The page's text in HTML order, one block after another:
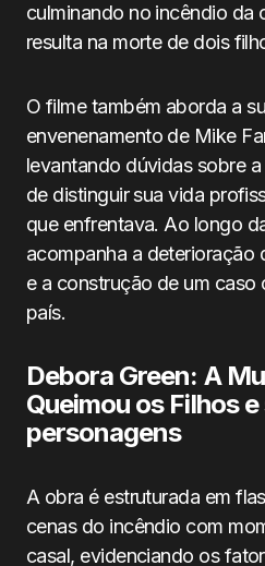
culminando no incêndio da
resulta na morte de dois
O filme também aborda a
envenenamento de Mike
levantando dúvidas sobre
de distinguir sua vida
que enfrentava. Ao longo
acompanha a deterioração
e a construção de um caso
país.
Debora Green: A
Queimou os Filhos e
personagens
A obra é estruturada em
cenas do incêndio com
casal, evidenciando os